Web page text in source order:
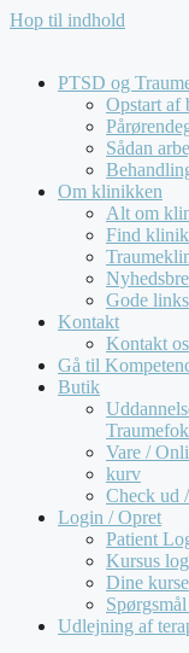
Hop til indhold
PTSD og
Opstart af
Sådan
Om klinikken
Alt om
Find
Gode
Kontakt
Kontakt os
Gå til
Butik
Vare /
kurv
Check ud
Login / Opret
Patient
Kursus
Dine
Udlejning af